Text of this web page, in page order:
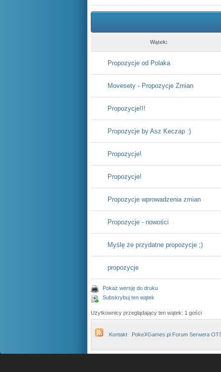
Wątek:
Propozycje od Polaka
Movesety - Propozycje Zmian
Propozycje!!!
Propozycje by Asz Keczap :)
Propozycje!
Propozycje!
Propozycje wprowadzenia zmian
Propozycje - nowości
Myślę że przydatne propozycje ;)
propozycje
Pokaż wersję do druku
Subskrybuj ten wątek
Użytkownicy przeglądający ten wątek: 1 gości
Kontakt PokeXGames.pl Forum Serwera